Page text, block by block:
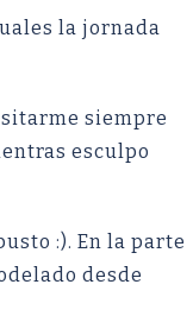
la jornada
siempre
esculpo
:). En la parte
desde